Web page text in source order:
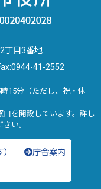
丁目3番地
41-2552
15分（ただし、祝・休
を開設しています。詳し
い。
庁舎案内